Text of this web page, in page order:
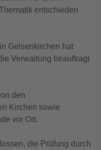
entschieden
Gelsenkirchen hat
Verwaltung beauftragt
den
Kirchen sowie
vor Ort.
die Prüfung durch